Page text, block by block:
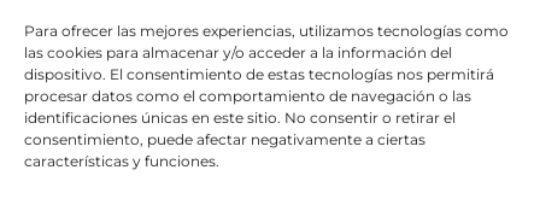
Para ofrecer las mejores experiencias, utilizamos tecnologías como
las cookies para almacenar y/o acceder a la información del
dispositivo. El consentimiento de estas tecnologías nos permitirá
procesar datos como el comportamiento de navegación o las
identificaciones únicas en este sitio. No consentir o retirar el
consentimiento, puede afectar negativamente a ciertas
características y funciones.© Copyright 2026